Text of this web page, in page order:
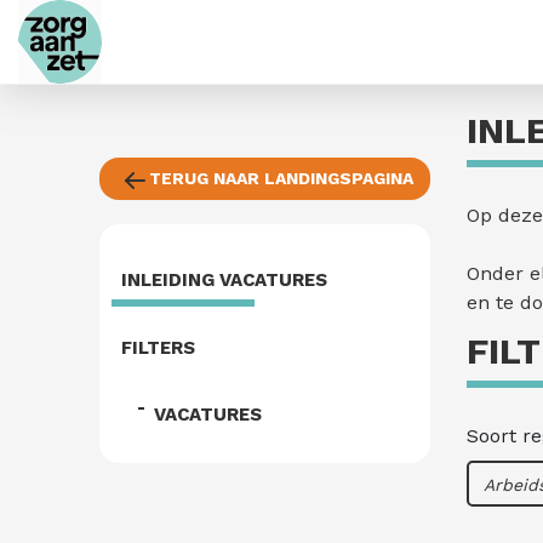
TERUG NAAR LANDINGSPAGINA
INLEIDING VACATURES
FILTERS
VACATURES
Op
Onder
en te
Soort